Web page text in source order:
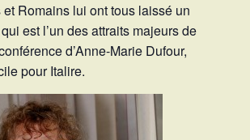
Romains lui ont tous laissé un
est l’un des attraits majeurs de
d’Anne-Marie Dufour,
pour Italire.